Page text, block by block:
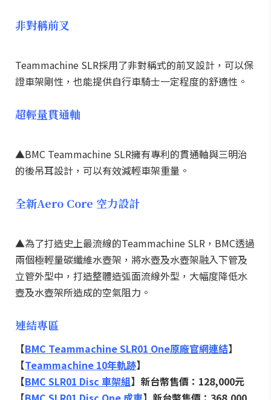
非對稱前叉
Teammachine SLR採用了非對稱式的前叉設計，可以保
證車架剛性，也能提供自行車騎士一定程度的舒適性。
超輕量貫通軸
▲BMC Teammachine SLR擁有專利的貫通軸與三明治
的後吊耳設計，可以有效減輕車架重量。
全新Aero Core 空力設計
▲為了打造史上最流線的Teammachine SLR，BMC透過
兩個極輕量碳纖維水壺架，將水壺及水壺架融入下管及
立管外型中，打造整體造弧面流線外型，大幅度降低水
壺及水壺架所造成的空氣阻力。
連結專區
【BMC Teammachine SLR01 One原廠官網連結】
【Teammachine 10年軌跡】
【BMC SLR01 Disc 車架組】新台幣售價：128,000元